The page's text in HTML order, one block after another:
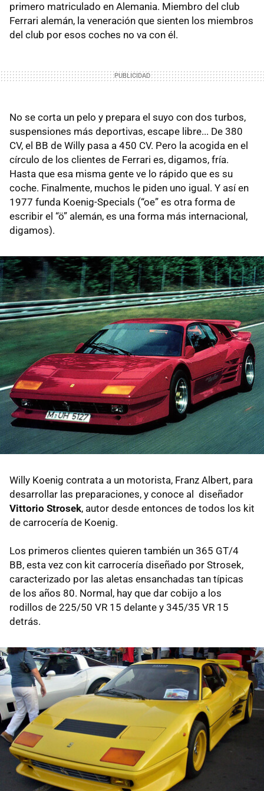
primero matriculado en Alemania. Miembro del club
Ferrari alemán, la veneración que sienten los miembros
del club por esos coches no va con él.
No se corta un pelo y prepara el suyo con dos turbos,
suspensiones más deportivas, escape libre... De 380
CV, el BB de Willy pasa a 450 CV. Pero la acogida en el
círculo de los clientes de Ferrari es, digamos, fría.
Hasta que esa misma gente ve lo rápido que es su
coche. Finalmente, muchos le piden uno igual. Y así en
1977 funda Koenig-Specials (“oe” es otra forma de
escribir el “ö” alemán, es una forma más internacional,
digamos).
Willy Koenig contrata a un motorista, Franz Albert, para
desarrollar las preparaciones, y conoce al diseñador
Vittorio Strosek, autor desde entonces de todos los kit
de carrocería de Koenig.
Los primeros clientes quieren también un 365 GT/4
BB, esta vez con kit carrocería diseñado por Strosek,
caracterizado por las aletas ensanchadas tan típicas
de los años 80. Normal, hay que dar cobijo a los
rodillos de 225/50 VR 15 delante y 345/35 VR 15
detrás.